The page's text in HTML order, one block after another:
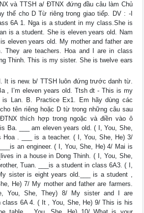
và TTSH a/ ĐTNX đứng đầu câu làm Chủ
thế cho D Từ riêng trong giao tiếp. DV : -I
6A 1. Nga is a student in my class.She is
is a student. She is eleven years old. Nam
eleven years old. My mother and father are
They are teachers. Hoa and I are in class
Thinh. This is my sister. She is twelve ears
It is new. b/ TTSH luôn đứng trước danh từ.
, I’m eleven years old. Ttsh dt - This is my
is Lan. B. Practice Ex1. Em hãy dùng các
tên riêng hoặc D từ trong những câu sau
thích hợp trong ngoặc và điền vào ô
Ba. ___ am eleven years old. ( I, You, She,
Hoa . ___ is a teacher. ( I, You, She, He) 3/
an engineer. ( I, You, She, He) 4/ Mai is
in a house in Dong Thinh. ( I, You, She,
Tuan. ___is a student in class 6A3. ( I,
sister is eight years old.___ is a student ,
He) 7/ My mother and father are farmers.
You, She, They) 8/ My sister and I are
class 6A 4. ( It , You, She, He) 9/ This is his